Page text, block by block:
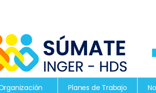
Planes de Trabajo